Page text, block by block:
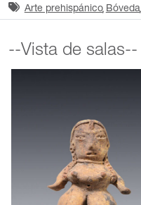
Arte prehispánico Bóveda
--Vista de salas--